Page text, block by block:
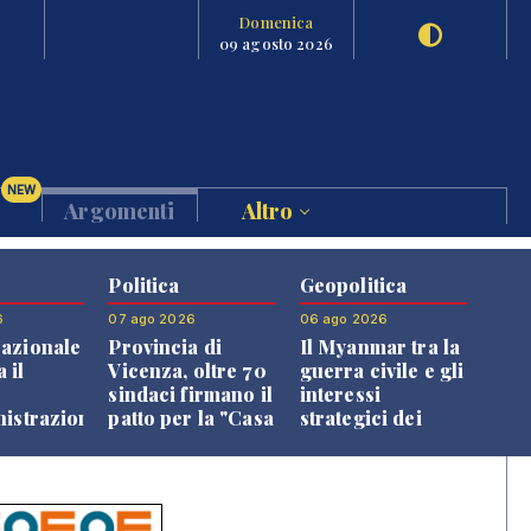
Domenica
09 agosto 2026
NEW
Argomenti Altro
il
Politica
07 ago 2026
Provincia di
Vicenza, oltre 70
sindaci firmano il
patto per la "Casa
Geopolitica
06 ago 2026
Il Myanmar tra la
guerra civile e gli
interessi
strategici dei